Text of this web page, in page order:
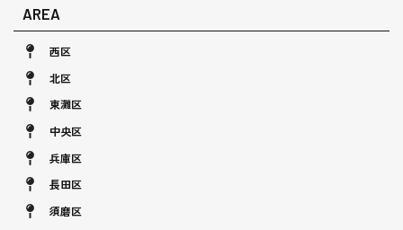
AREA
西区
北区
東灘区
中央区
兵庫区
長田区
須磨区